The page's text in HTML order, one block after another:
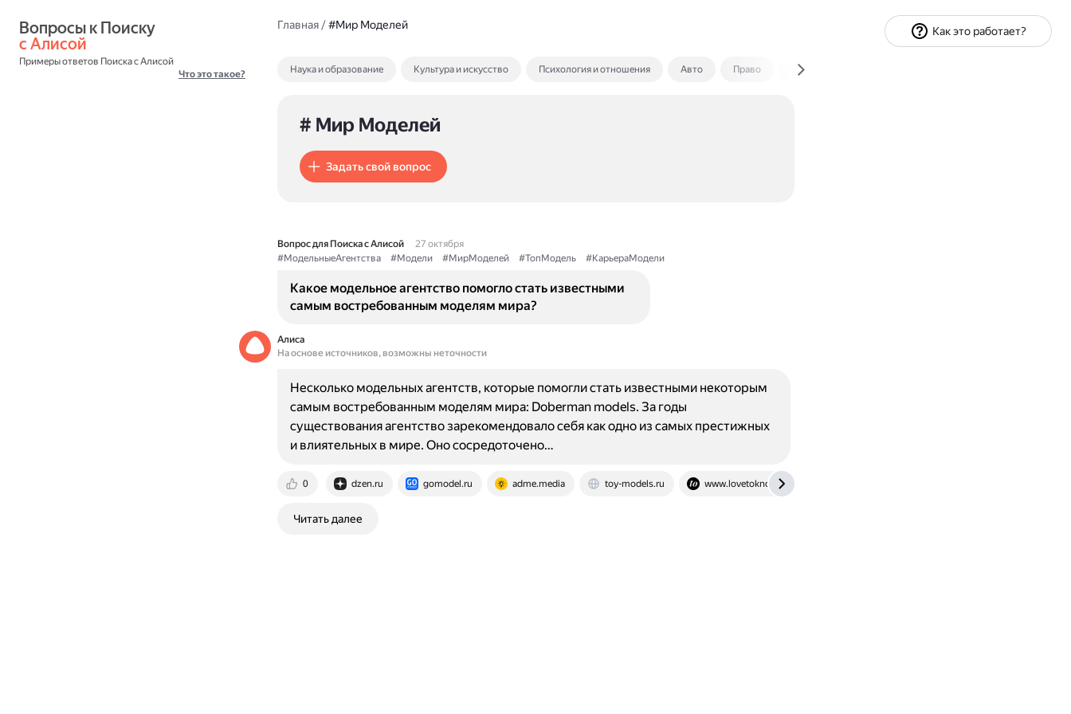
с Алисой
Примеры ответов Поиска с Алисой
Что это такое?
Главная/#Мир Моделей
Наука и образование Культура и искусство Психология и отношения Авто Право Экономика и финансы
# Мир Моделей
Задать свой вопрос
Вопрос для Поиска с Алисой
27 октября
#МодельныеАгентства
#Модели #МирМоделей #ТопМодель #КарьераМодели
Какое модельное агентство помогло стать известными
самым востребованным моделям мира?
Алиса
На основе источников, возможны неточности
0 dzen.ru gomodel.ru adme.media toy-models.ru www.lovetoknow.com
Несколько модельных агентств, которые помогли стать известными некоторым
самым востребованным моделям мира: Doberman models. За годы
существования агентство зарекомендовало себя как одно из самых престижных
и влиятельных в мире. Оно сосредоточено…
Читать далее
Как это работает?